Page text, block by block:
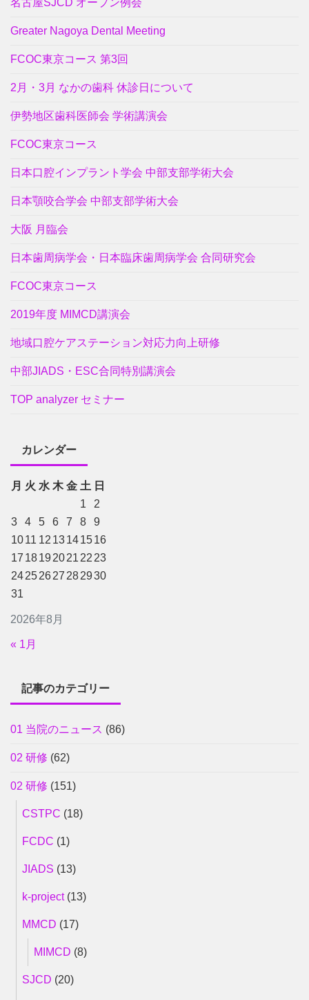
Greater Nagoya Dental Meeting
FCOC東京コース 第3回
2月・3月 なかの歯科 休診日について
伊勢地区歯科医師会 学術講演会
FCOC東京コース
日本口腔インプラント学会 中部支部学術大会
日本顎咬合学会 中部支部学術大会
大阪 月臨会
日本歯周病学会・日本臨床歯周病学会 合同研究会
FCOC東京コース
2019年度 MIMCD講演会
地域口腔ケアステーション対応力向上研修
中部JIADS・ESC合同特別講演会
TOP analyzer セミナー
カレンダー
2026年8月
月 火 水 木 金 土 日
1
2
3
4 5 6 7 8
9
1011 12 13141516
17 18192021 22 23
24252627 282930
31
« 1月
記事のカテゴリー
01 当院のニュース (86)
02 研修 (62)
02 研修 (151)
CSTPC (18)
FCDC (1)
JIADS (13)
k-project(13)
MMCD (17)
MIMCD (8)
SJCD (20)